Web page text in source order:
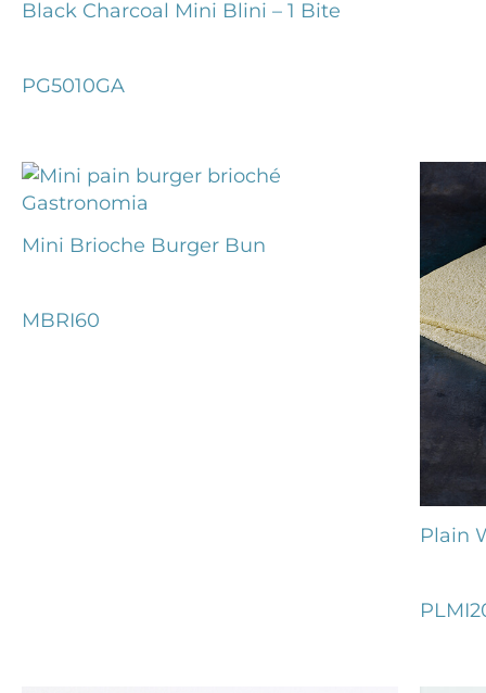
Black Charcoal Mini Blini – 1 Bite
PG5010GA
Mini Brioche Burger Bun
MBRI60
Plain